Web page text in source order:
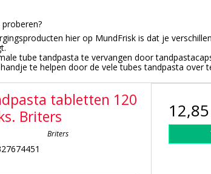
hier op MundFrisk is dat je
tube tandpasta te vervangen door
te helpen door de vele tubes tandpasta over
tabletten 120
Briters
Briters